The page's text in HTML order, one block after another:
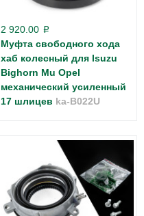
2 920.00 p
Муфта свободного хода
хаб колесный для Isuzu
Bighorn Mu Opel
механический усиленный
17 шлицев ka-B022U